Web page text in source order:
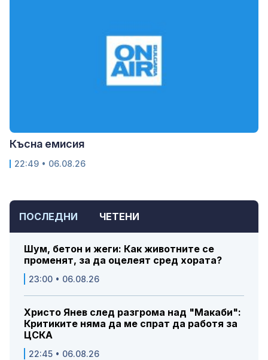
ПОСЛЕДНИ ЧЕТЕНИ
Шум, бетон и жеги: Как животните се
променят, за да оцелеят сред хората?
23:00 • 06.08.26
Христо Янев след разгрома над "Макаби":
Критиките няма да ме спрат да работя за
ЦСКА
22:45 • 06.08.26
Късна емисия
22:49 • 06.08.26